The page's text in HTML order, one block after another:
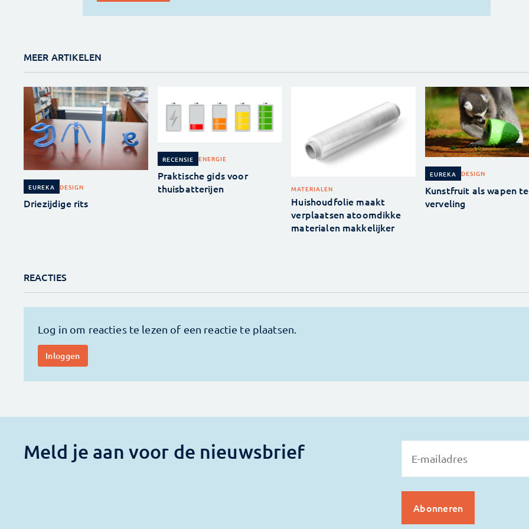
MEER ARTIKELEN
EUREKA DESIGN
Driezijdige rits
RECENSIE ENERGIE
Praktische gids voor
thuisbatterijen
MATERIALEN
Huishoudfolie maakt
verplaatsen atoomdikke
materialen makkelijker
EUREKA DESIGN
Kunstfruit als wapen
verveling
REACTIES
Meld je aan voor de nieuwsbrief